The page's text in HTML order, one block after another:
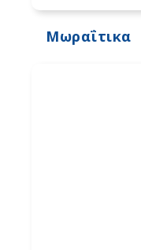
Μωραΐτικα